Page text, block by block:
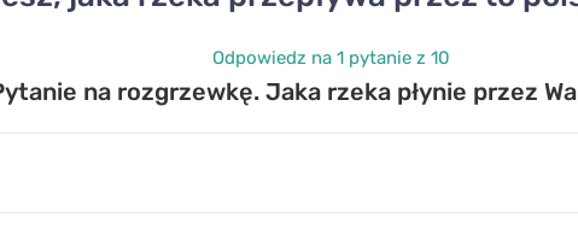
Odpowiedz na 1 pytanie z 10
na rozgrzewkę. Jaka rzeka płynie przez